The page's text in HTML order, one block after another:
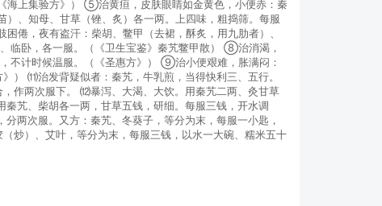
海上集验方》） ⑤治黄疸，皮肤眼睛如金黄色，小便赤：秦
、知母、甘草（锉、炙）各一两。上四味，粗捣筛。每服
倦，夜有盗汗：柴胡、鳖甲（去裙，酥炙，用九肋者）、
临卧，各一服。（《卫生宝鉴》秦艽鳖甲散） ⑧治消渴，
不计时候温服。（《圣惠方》） ⑨治小便艰难，胀满闷：
） ⑾治发背疑似者：秦艽，牛乳煎，当得快利三、五行。
作两次服下。 ⑿暴泻、大渴、大饮。用秦艽二两、灸甘草
艽、柴胡各一两，甘草五钱，研细。每服三钱，开水调
两次服。又方：秦艽、冬葵子，等分为末，每服一小匙，
炒）、艾叶，等分为末，每服三钱，以水一大碗、糯米五十